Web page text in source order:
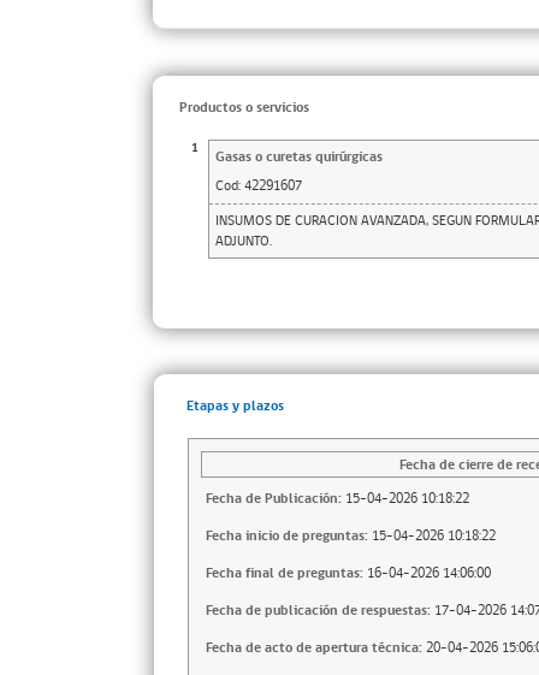
Productos o servicios
1
Gasas o curetas quirúrgicas
Cod: 42291607
INSUMOS DE CURACION AVANZADA, SEGUN
ADJUNTO.
Etapas y plazos
Fecha de cierre de
Fecha de Publicación: 15-04-2026 10:18:22
Fecha inicio de preguntas: 15-04-2026 10:18:22
Fecha final de preguntas: 16-04-2026 14:06:00
Fecha de publicación de respuestas: 17-04-2026
Fecha de acto de apertura técnica: 20-04-2026